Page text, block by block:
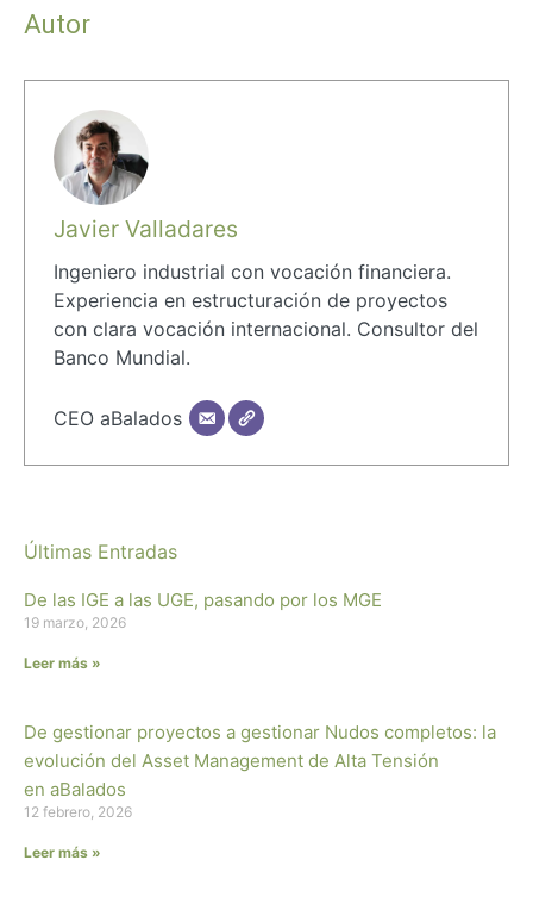
Autor
Javier Valladares
Ingeniero industrial con vocación financiera.
Experiencia en estructuración de proyectos
con clara vocación internacional. Consultor del
Banco Mundial.
CEO aBalados
Últimas Entradas
De las IGE a las UGE, pasando por los MGE
19 marzo, 2026
Leer más »
De gestionar proyectos a gestionar Nudos completos: la
evolución del Asset Management de Alta Tensión
en aBalados
12 febrero, 2026
Leer más »